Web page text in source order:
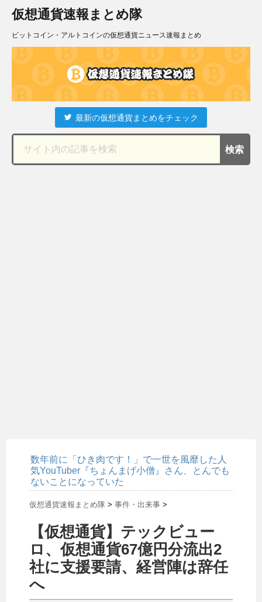
仮想通貨速報まとめ隊
ビットコイン・アルトコインの仮想通貨ニュース速報まとめ
最新の仮想通貨まとめをチェック
数年前に「ひき肉です！」で一世を風靡した人
気YouTuber『ちょんまげ小僧』さん、とんでも
ないことになっていた
仮想通貨速報まとめ隊 > 事件・出来事 >
【仮想通貨】テックビュー
ロ、仮想通貨67億円分流出2
社に支援要請、経営陣は辞任
へ